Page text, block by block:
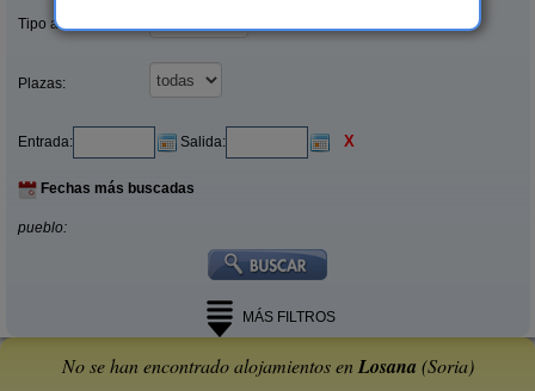
Tipo alquiler:
Plazas:
Entrada: Salida: X
Fechas más buscadas
pueblo:
MÁS FILTROS
No se han encontrado alojamientos enLosana (Soria)